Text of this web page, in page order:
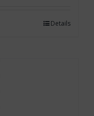
Details